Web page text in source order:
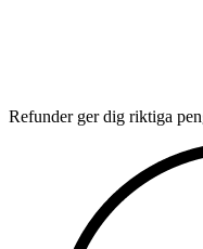
Refunder ger dig riktiga